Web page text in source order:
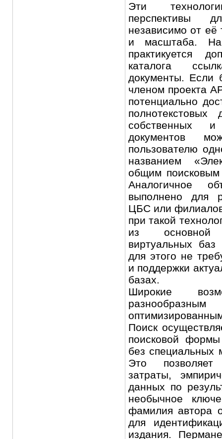
Эти
перспективы
независимо от её
и масштаба.
практикуется
каталога
документы. Если
членом проекта
потенциально
полнотекстовых
собственных
документов
пользователю
названием
общим
Аналогичное
выполнено для
ЦБС или
при такой
из основной
виртуальных баз
для этого не
и поддержки
базах.
Широкие
Поиск
поисковой
без специальных
Это
затраты,
данных по
необычное
фамилия автора
для
издания.